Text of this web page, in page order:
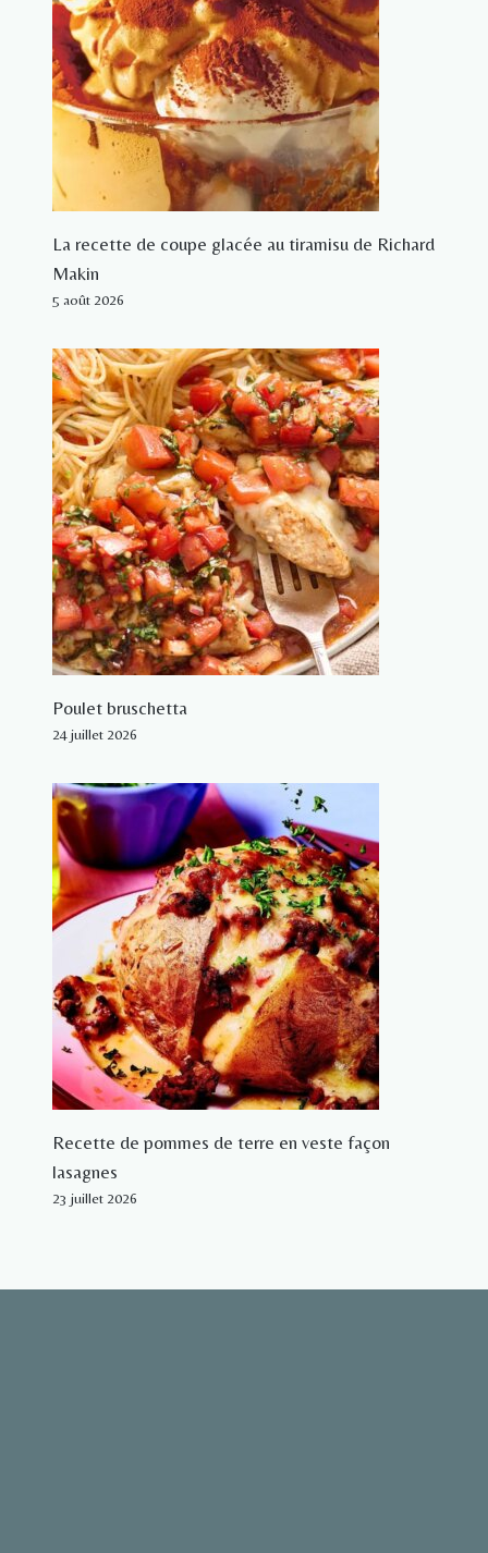
La recette de coupe glacée au tiramisu de Richard
Makin
5 août 2026
Poulet bruschetta
24 juillet 2026
Recette de pommes de terre en veste façon
lasagnes
23 juillet 2026